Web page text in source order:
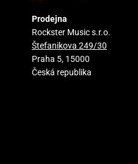
Prodejna
Rockster Music s.r.o.
Štefanikova 249/30
Praha 5, 15000
Česká republika